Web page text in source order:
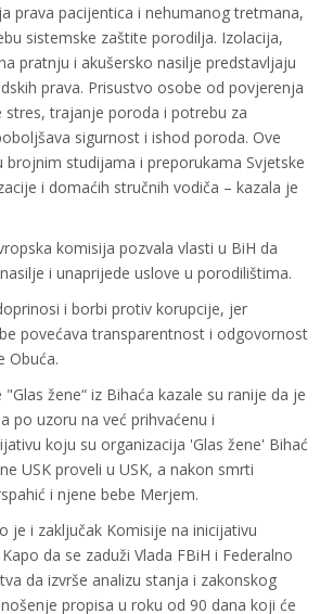
prava pacijentica i nehumanog tretmana,
sistemske zaštite porodilja. Izolacija,
pratnju i akušersko nasilje predstavljaju
prava. Prisustvo osobe od povjerenja
stres, trajanje poroda i potrebu za
sigurnost i ishod poroda. Ove
studijama i preporukama Svjetske
i domaćih stručnih vodiča – kazala je
komisija pozvala vlasti u BiH da
i unaprijede uslove u porodilištima.
i borbi protiv korupcije, jer
povećava transparentnost i odgovornost
Obuća.
žene“ iz Bihaća kazale su ranije da je
po uzoru na već prihvaćenu i
koju su organizacija 'Glas žene' Bihać
USK proveli u USK, a nakon smrti
i njene bebe Merjem.
je i zaključak Komisije na inicijativu
da se zaduži Vlada FBiH i Federalno
da izvrše analizu stanja i zakonskog
propisa u roku od 90 dana koji će